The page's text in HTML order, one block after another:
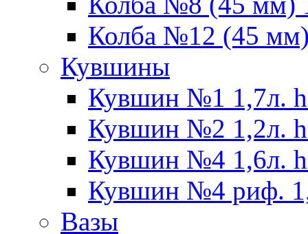
Колба №12 (45
Кувшины
Кувшин №1 1,7л.
Кувшин №2 1,2л.
Кувшин №4 1,6л.
Кувшин №4 риф.
Вазы